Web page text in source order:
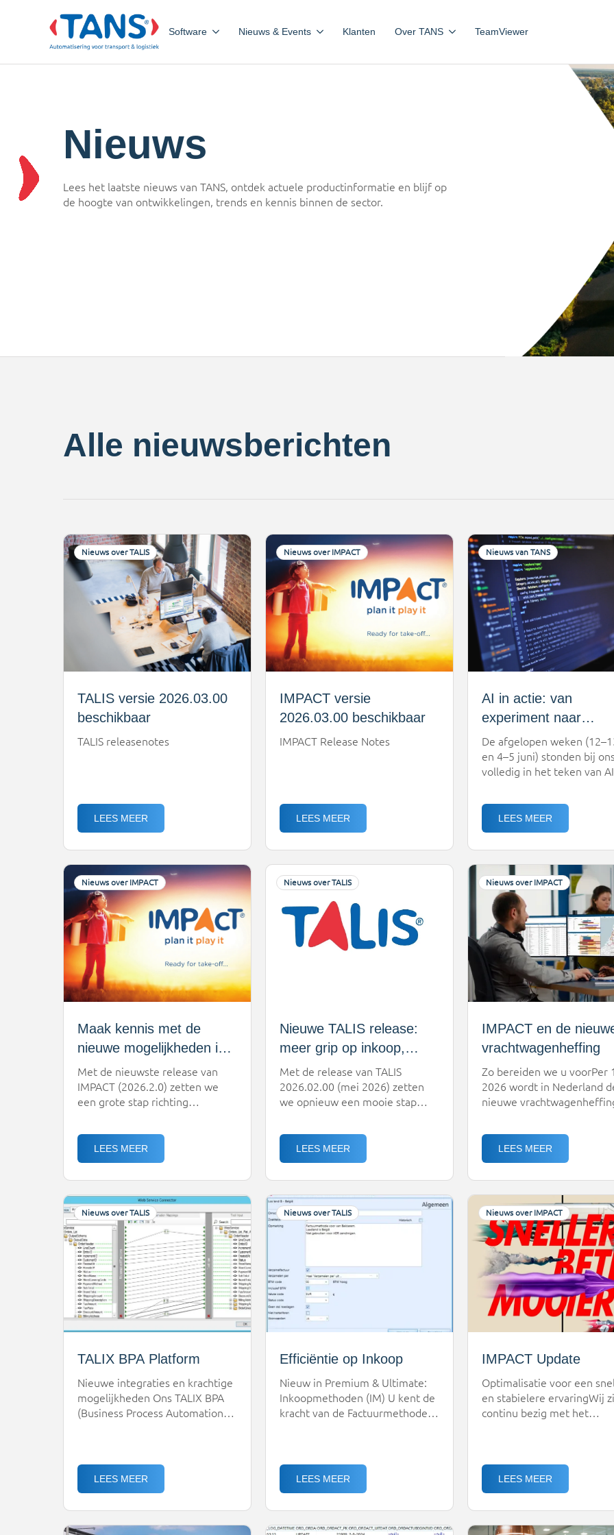
Software Nieuws & Events Klanten Over TANS TeamViewer
Nieuws
Lees het laatste nieuws van TANS, ontdek actuele productinformatie en blijf op
de hoogte van ontwikkelingen, trends en kennis binnen de sector.
Alle nieuwsberichten
Nieuws over TALIS
TALIS versie 2026.03.00
beschikbaar
TALIS releasenotes
LEES MEER
Nieuws over IMPACT
IMPACT versie
2026.03.00 beschikbaar
IMPACT Release Notes
LEES MEER
Nieuws van TANS
AI in actie: van
experiment naar
structureel onderdeel
ontwikkelen
De afgelopen weken
en 4–5 juni) stonden bij ons
volledig in het teken van
workshops hebben onze
ontwikkelteams
met een nieuwe manier van
werken: de AI-DLC (AI-
Development Life
belangrijker nog: ze zijn er
inmiddels ook écht mee
slag.Van hype naar concrete
resultatenAI is […]
LEES MEER
Nieuws over IMPACT
Maak kennis met de
nieuwe mogelijkheden in
IMPACT: slimmer
plannen, beter inzicht,
klaar voor de toekomst
Met de nieuwste release van
IMPACT (2026.2.0) zetten we
een grote stap richting
De komst van de
vrachtwagenheffing vraagt om
slimme keuzes, transparantie én
flexibiliteit. Precies daarin helpt
deze update je verder.Wat
betekent dit concreet voor jou?
Vooral: meer grip, betere
inzichten en realistischere
planningen.Klaar voor de
toekomst van transportDe
transportwereld verandert snel.
[…]
LEES MEER
Nieuws over TALIS
Nieuwe TALIS release:
meer grip op inkoop,
betere inzichten en
sterkere prestaties
Met de release van TALIS
2026.02.00 (mei 2026) zetten
we opnieuw een mooie stap
alleen technische verbeteringen,
maar vooral meer uniformiteit,
inzicht en gebruiksgemak in de
dagelijkse praktijk. De rode
draad? Meer controle over
inkoop, betere aansluiting op
processen en een
toekomstbestendige basis voor
tarieven eindelijk in […]
LEES MEER
Nieuws over IMPACT
IMPACT en de
vrachtwagenheffing
Zo bereiden we u voorPer
2026 wordt in Nederland
nieuwe
stimuleert hiermee schoner
transport, door tarieven te
koppelen aan uitstoot,
en gebruik. Voor
transportbedrijven
dat de impact op ritkosten
emissies steeds belangrijker
wordt.TANS helpt u om
tijdig op in te spelen.
breiden […]
LEES MEER
Nieuws over TALIS
TALIX BPA Platform
Nieuwe integraties en krachtige
mogelijkheden Ons TALIX BPA
(Business Process Automation)
verheugd te melden dat het
platform continu wordt
LEES MEER
Nieuws over TALIS
Efficiëntie op Inkoop
Nieuw in Premium & Ultimate:
Inkoopmethoden (IM) U kent de
kracht van de Factuurmethoden
het factureren snel en
betrouwbaar te laten
LEES MEER
Nieuws over IMPACT
IMPACT Update
Optimalisatie voor een
en stabielere ervaringWij
continu bezig met het
bieden. Deze recente
aanpassing maakt
LEES MEER